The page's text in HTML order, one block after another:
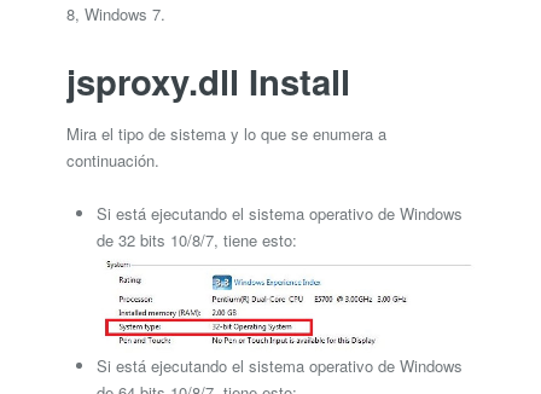
8, Windows 7.
jsproxy.dll Install
Mira el tipo de sistema y lo que se enumera a
continuación.
Si está ejecutando el sistema operativo de Windows
de 32 bits 10/8/7, tiene esto:
Si está ejecutando el sistema operativo de Windows